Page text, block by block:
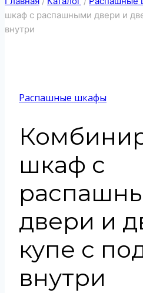
шкаф с распашными двери и
внутри
Распашные шкафы
шкаф с
двери и
купе с
внутри